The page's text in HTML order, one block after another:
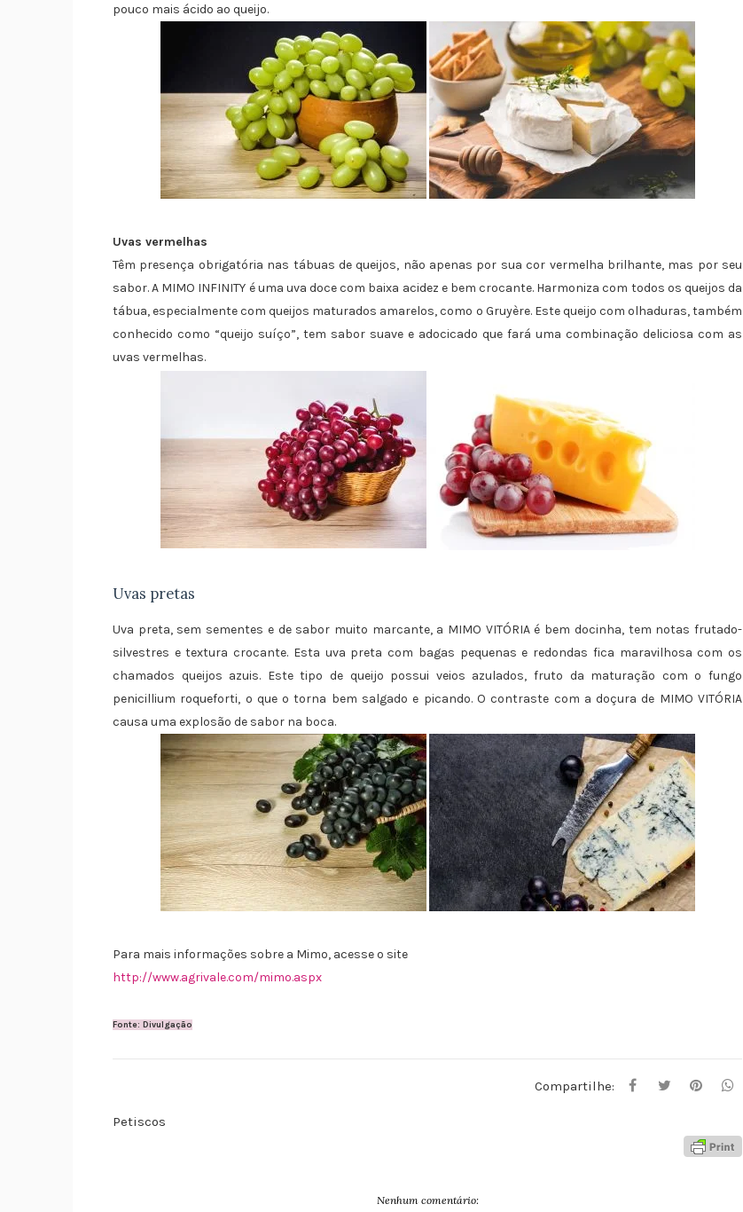
pouco mais ácido ao queijo.
Uvas vermelhas
Têm presença obrigatória nas tábuas de queijos, não apenas por sua cor vermelha brilhante, mas por seu
sabor. A MIMO INFINITY é uma uva doce com baixa acidez e bem crocante. Harmoniza com todos os queijos da
tábua, especialmente com queijos maturados amarelos, como o Gruyère. Este queijo com olhaduras, também
conhecido como “queijo suíço”, tem sabor suave e adocicado que fará uma combinação deliciosa com as
uvas vermelhas.
Uvas pretas
Uva preta, sem sementes e de sabor muito marcante, a MIMO VITÓRIA é bem docinha, tem notas frutado-
silvestres e textura crocante. Esta uva preta com bagas pequenas e redondas fica maravilhosa com os
chamados queijos azuis. Este tipo de queijo possui veios azulados, fruto da maturação com o fungo
penicillium roqueforti, o que o torna bem salgado e picando. O contraste com a doçura de MIMO VITÓRIA
causa uma explosão de sabor na boca.
Para mais informações sobre a Mimo, acesse o site
http://www.agrivale.com/mimo.aspx
Fonte: Divulgação
Compartilhe:
Petiscos
Nenhum comentário: